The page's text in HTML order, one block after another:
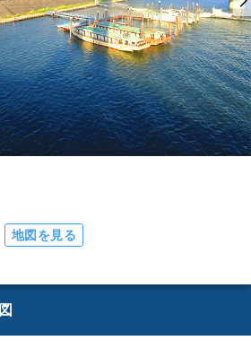
地図を見る